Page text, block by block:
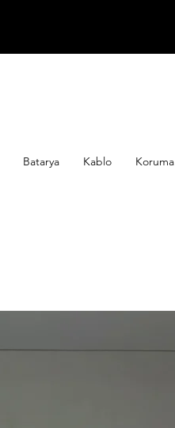
Batarya Kablo Koruma